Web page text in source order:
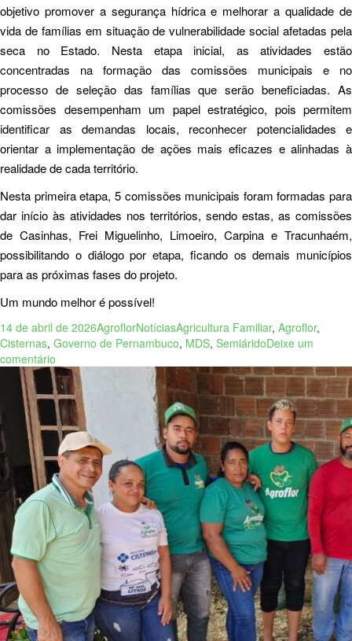
objetivo promover a segurança hídrica e melhorar a qualidade de
vida de famílias em situação de vulnerabilidade social afetadas pela
seca no Estado. Nesta etapa inicial, as atividades estão
concentradas na formação das comissões municipais e no
processo de seleção das famílias que serão beneficiadas. As
comissões desempenham um papel estratégico, pois permitem
identificar as demandas locais, reconhecer potencialidades e
orientar a implementação de ações mais eficazes e alinhadas à
realidade de cada território.
Nesta primeira etapa, 5 comissões municipais foram formadas para
dar início às atividades nos territórios, sendo estas, as comissões
de Casinhas, Frei Miguelinho, Limoeiro, Carpina e Tracunhaém,
possibilitando o diálogo por etapa, ficando os demais municípios
para as próximas fases do projeto.
Um mundo melhor é possível!
14 de abril de 2026AgroflorNotíciasAgricultura Familiar, Agroflor,
Cisternas, Governo de Pernambuco, MDS, SemiáridoDeixe um
comentário